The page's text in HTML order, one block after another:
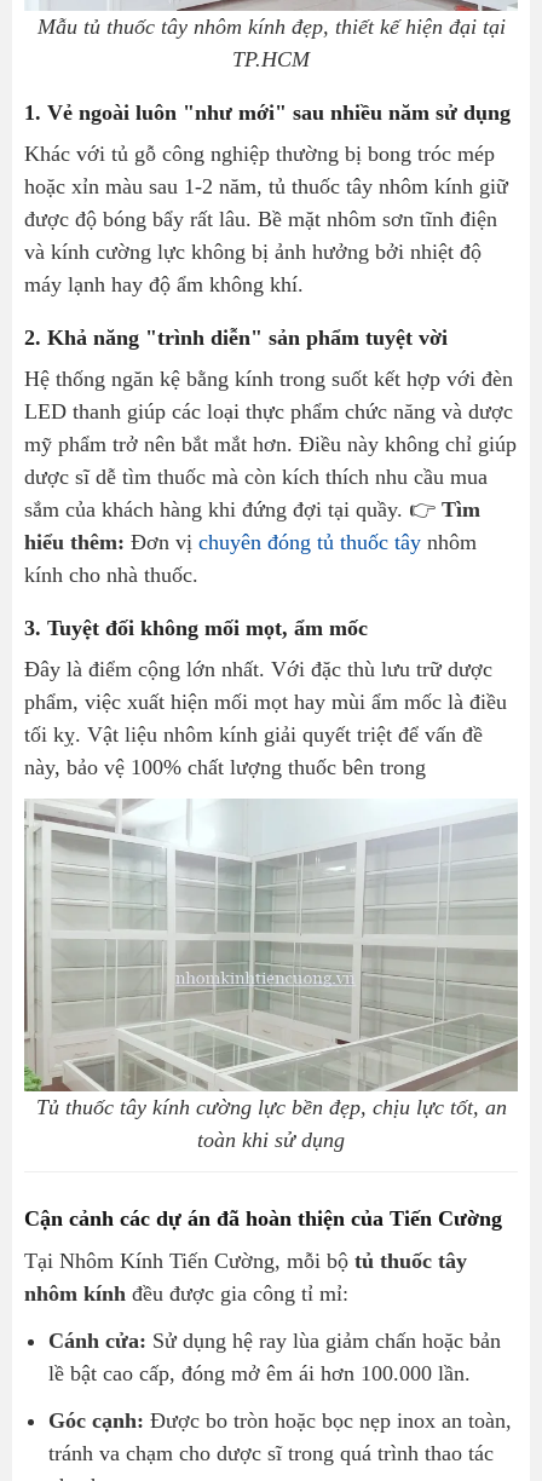
Mẫu tủ thuốc tây nhôm kính đẹp, thiết kế hiện đại tại
TP.HCM
1. Vẻ ngoài luôn "như mới" sau nhiều năm sử dụng
Khác với tủ gỗ công nghiệp thường bị bong tróc mép
hoặc xỉn màu sau 1-2 năm, tủ thuốc tây nhôm kính giữ
được độ bóng bẩy rất lâu. Bề mặt nhôm sơn tĩnh điện
và kính cường lực không bị ảnh hưởng bởi nhiệt độ
máy lạnh hay độ ẩm không khí.
2. Khả năng "trình diễn" sản phẩm tuyệt vời
Hệ thống ngăn kệ bằng kính trong suốt kết hợp với đèn
LED thanh giúp các loại thực phẩm chức năng và dược
mỹ phẩm trở nên bắt mắt hơn. Điều này không chỉ giúp
dược sĩ dễ tìm thuốc mà còn kích thích nhu cầu mua
sắm của khách hàng khi đứng đợi tại quầy. 👉 Tìm
hiểu thêm: Đơn vị chuyên đóng tủ thuốc tây nhôm
kính cho nhà thuốc.
3. Tuyệt đối không mối mọt, ẩm mốc
Đây là điểm cộng lớn nhất. Với đặc thù lưu trữ dược
phẩm, việc xuất hiện mối mọt hay mùi ẩm mốc là điều
tối kỵ. Vật liệu nhôm kính giải quyết triệt để vấn đề
này, bảo vệ 100% chất lượng thuốc bên trong
Tủ thuốc tây kính cường lực bền đẹp, chịu lực tốt, an
toàn khi sử dụng
Cận cảnh các dự án đã hoàn thiện của Tiến Cường
Tại Nhôm Kính Tiến Cường, mỗi bộ tủ thuốc tây
nhôm kính đều được gia công tỉ mỉ:
Cánh cửa: Sử dụng hệ ray lùa giảm chấn hoặc bản
lề bật cao cấp, đóng mở êm ái hơn 100.000 lần.
Góc cạnh: Được bo tròn hoặc bọc nẹp inox an toàn,
tránh va chạm cho dược sĩ trong quá trình thao tác